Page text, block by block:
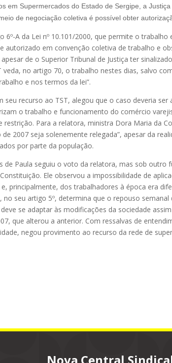
em Supermercados do Estado de Sergipe, a
de negociação coletiva é possível obter
6º-A da Lei nº 10.101/2000, que permite o
autorizado em convenção coletiva de trabalho e
de o Superior Tribunal de Justiça ter
no artigo 70, o trabalho nestes dias, salvo
e nos termos da lei”.
seu recurso ao TST, alegou que o caso deveria
o trabalho e funcionamento do comércio
restrição. Para a relatora, ministra Dora Maria da
2007 seja solenemente relegada”, apesar da
por parte da população.
de Paula seguiu o voto da relatora, mas sob outro
Ele observou a impossibilidade de
principalmente, dos trabalhadores à época era
no seu artigo 5º, determina que o repouso
se adaptar às modificações da sociedade
que alterou a anterior. Com ressalvas de
negou provimento ao recurso da rede de
Nova Central